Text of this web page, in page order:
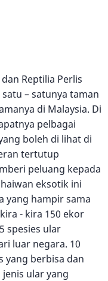
Reptilia Perlis
– satunya taman
di Malaysia. Di
pelbagai
boleh di lihat di
tertutup
peluang kepada
eksotik ini
yang hampir sama
- kira 150 ekor
spesies ular
luar negara. 10
yang berbisa dan
ular yang